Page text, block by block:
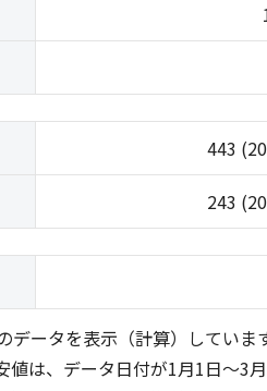
443
243
データを表示（計算）しています
値は、データ日付が1月1日～3